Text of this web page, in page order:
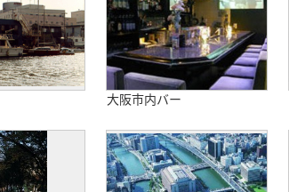
大阪市内バー